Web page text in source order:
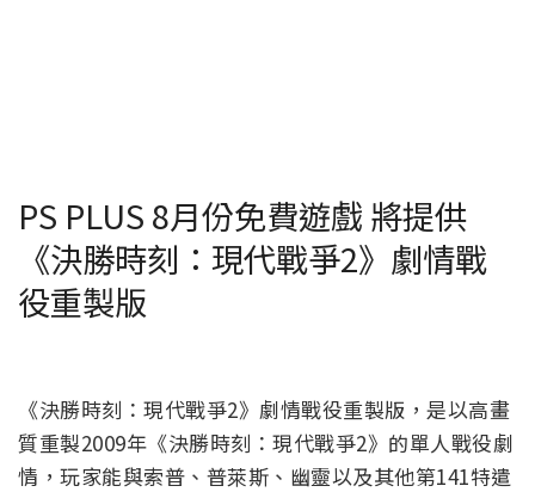
PS PLUS 8月份免費遊戲 將提供
《決勝時刻：現代戰爭2》劇情戰
役重製版
《決勝時刻：現代戰爭2》劇情戰役重製版，是以高畫
質重製2009年《決勝時刻：現代戰爭2》的單人戰役劇
情，玩家能與索普、普萊斯、幽靈以及其他第141特遣